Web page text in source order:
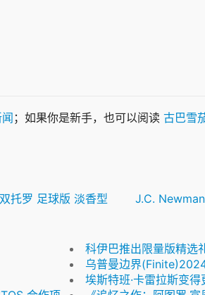
；如果你是新手，也可以阅读 古巴雪
托罗 足球版 淡香型 J.C.
科伊巴推出限量版精选
乌普曼边界
埃斯特班·卡雷拉斯变